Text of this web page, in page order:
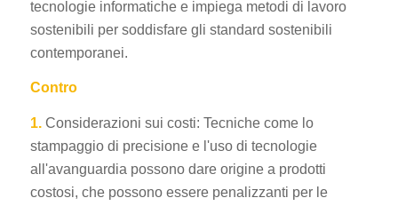
tecnologie informatiche e impiega metodi di lavoro
sostenibili per soddisfare gli standard sostenibili
contemporanei.
Contro
1.Considerazioni sui costi: Tecniche come lo
stampaggio di precisione e l'uso di tecnologie
all'avanguardia possono dare origine a prodotti
costosi, che possono essere penalizzanti per le
RO
ES_MX